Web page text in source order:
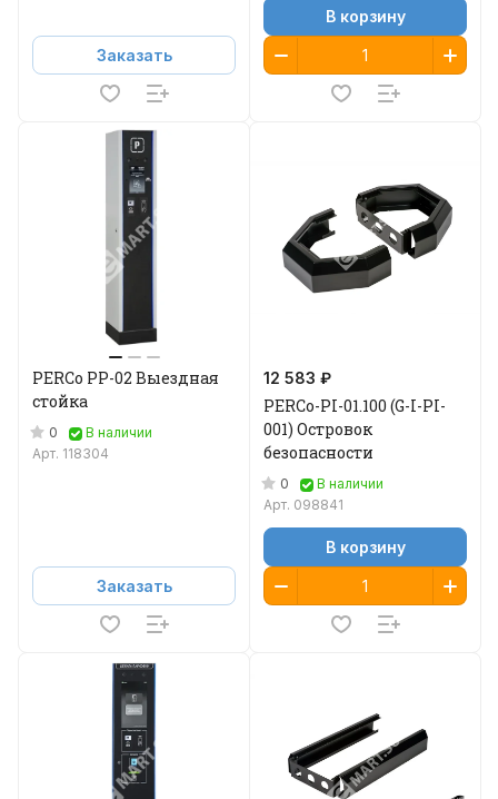
Заказать
В корзину
PERCo PP-02 Выездная
стойка
0
В наличии
Арт. 118304
Заказать
12 583 ₽
PERCo-PI-01.100 (G-I-PI-
001) Островок
безопасности
0
В наличии
Арт. 098841
В корзину